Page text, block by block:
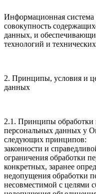
Информационная
совокупность
данных, и
технологий и
2. Принципы, условия и
данных
2.1. Принципы обработки
персональных данных у
следующих принципов:
законности и
ограничения обработки
конкретных, заранее
недопущения обработки
несовместимой с целями